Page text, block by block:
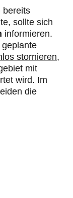
bereits
sollte sich
informieren.
stornieren,
mit
wird. Im
die